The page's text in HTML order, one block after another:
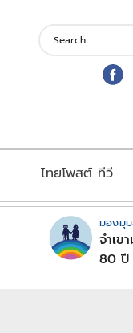
ไทยโพสต์ ทีวี
มองมุ
จำเข
80 ปี